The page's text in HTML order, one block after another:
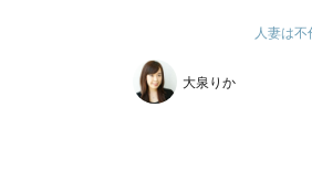
人妻は
大泉りか